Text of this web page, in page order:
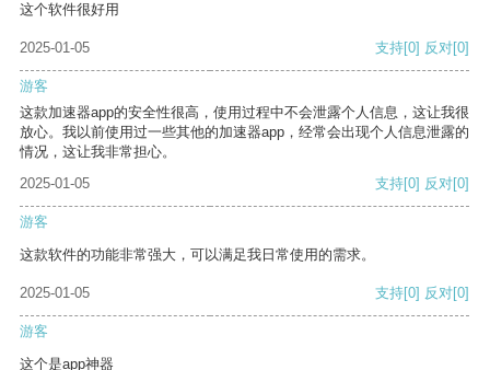
这个软件很好用
2025-01-05 支持[0] 反对[0]
游客
这款加速器app的安全性很高，使用过程中不会泄露个人信息，这让我很
放心。我以前使用过一些其他的加速器app，经常会出现个人信息泄露的
情况，这让我非常担心。
2025-01-05
支持[0] 反对[0]
游客
这款软件的功能非常强大，可以满足我日常使用的需求。
2025-01-05 支持[0] 反对[0]
游客
这个是app神器